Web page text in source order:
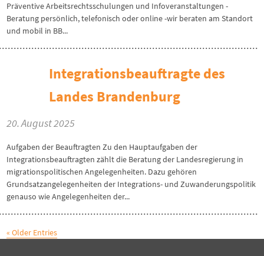
Präventive Arbeitsrechtsschulungen und Infoveranstaltungen -
Beratung persönlich, telefonisch oder online -wir beraten am Standort
und mobil in BB...
Integrationsbeauftragte des
Landes Brandenburg
20. August 2025
Aufgaben der Beauftragten Zu den Hauptaufgaben der
Integrationsbeauftragten zählt die Beratung der Landesregierung in
migrationspolitischen Angelegenheiten. Dazu gehören
Grundsatzangelegenheiten der Integrations- und Zuwanderungspolitik
genauso wie Angelegenheiten der...
« Older Entries